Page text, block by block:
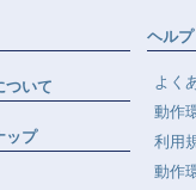
ついて
ップ
ヘルプ
よく
動作
利用
動作